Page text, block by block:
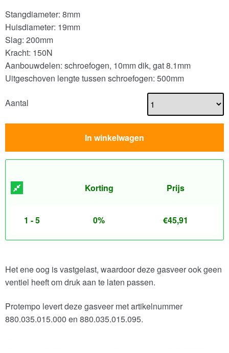
Stangdiameter: 8mm
Huisdiameter: 19mm
Slag: 200mm
Kracht: 150N
Aanbouwdelen: schroefogen, 10mm dik, gat 8.1mm
Uitgeschoven lengte tussen schroefogen: 500mm
Aantal
In winkelwagen
Korting Prijs
1 - 5 0% €45,91
Het ene oog is vastgelast, waardoor deze gasveer ook geen
ventiel heeft om druk aan te laten passen.
Protempo levert deze gasveer met artikelnummer
880.035.015.000 en 880.035.015.095.